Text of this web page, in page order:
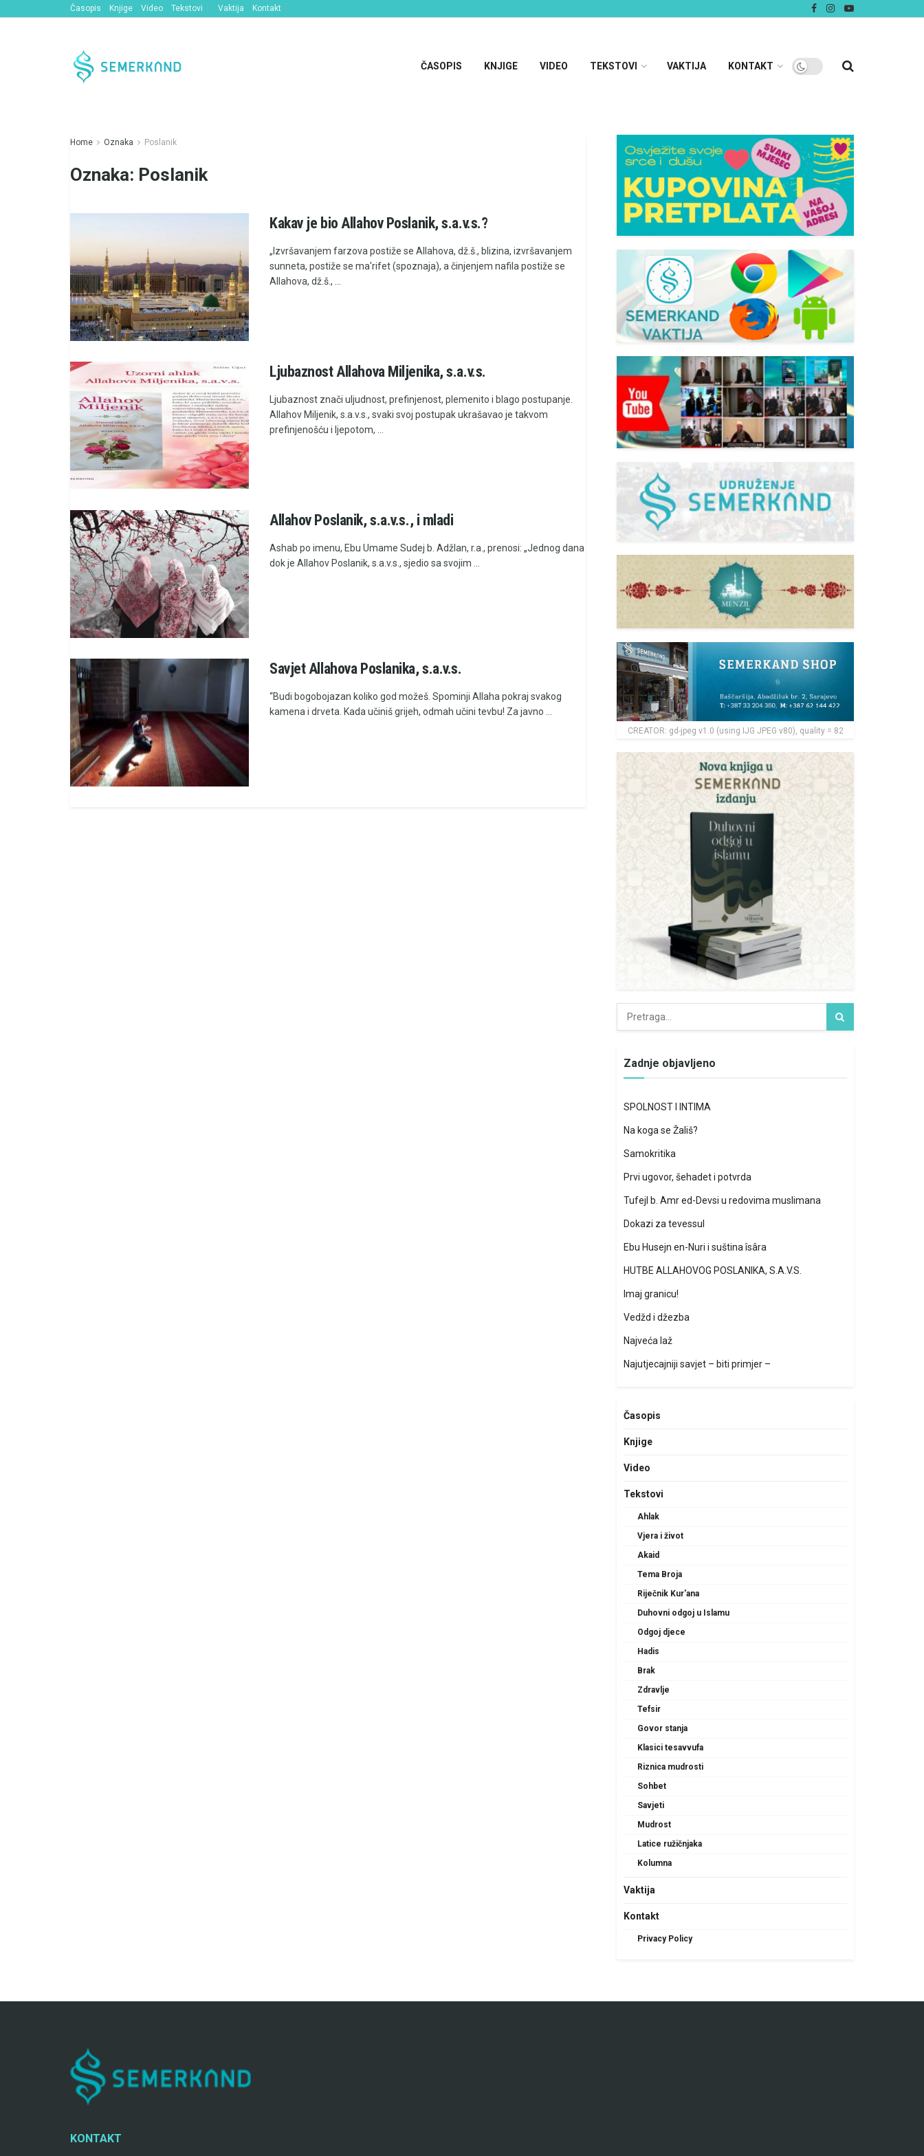
Časopis Knjige Video Tekstovi Vaktija Kontakt
ČASOPIS KNJIGE VIDEO TEKSTOVI VAKTIJA KONTAKT
Home Oznaka Poslanik
Oznaka: Poslanik
Kakav je bio Allahov Poslanik, s.a.v.s.?
„Izvršavanjem farzova postiže se Allahova, dž.š., blizina, izvršavanjem
sunneta, postiže se ma'rifet (spoznaja), a činjenjem nafila postiže se
Allahova, dž.š., ...
Ljubaznost Allahova Miljenika, s.a.v.s.
Ljubaznost znači uljudnost, prefinjenost, plemenito i blago postupanje.
Allahov Miljenik, s.a.v.s., svaki svoj postupak ukrašavao je takvom
prefinjenošću i ljepotom, ...
Allahov Poslanik, s.a.v.s., i mladi
Ashab po imenu, Ebu Umame Sudej b. Adžlan, r.a., prenosi: „Jednog dana
dok je Allahov Poslanik, s.a.v.s., sjedio sa svojim ...
Savjet Allahova Poslanika, s.a.v.s.
“Budi bogobojazan koliko god možeš. Spominji Allaha pokraj svakog
kamena i drveta. Kada učiniš grijeh, odmah učini tevbu! Za javno ...
CREATOR: gd-jpeg v1.0 (using IJG JPEG v80), quality = 82
Zadnje objavljeno
SPOLNOST I INTIMA
Na koga se Žališ?
Samokritika
Prvi ugovor, šehadet i potvrda
Tufejl b. Amr ed-Devsi u redovima muslimana
Dokazi za tevessul
Ebu Husejn en-Nuri i suština îsâra
HUTBE ALLAHOVOG POSLANIKA, S.A.V.S.
Imaj granicu!
Vedžd i džezba
Najveća laž
Najutjecajniji savjet – biti primjer –
Časopis
Knjige
Video
Tekstovi
Ahlak
Vjera i život
Akaid
Tema Broja
Riječnik Kur'ana
Duhovni odgoj u Islamu
Odgoj djece
Hadis
Brak
Zdravlje
Tefsir
Govor stanja
Klasici tesavvufa
Riznica mudrosti
Sohbet
Savjeti
Mudrost
Latice ružičnjaka
Kolumna
Vaktija
Kontakt
Privacy Policy
KONTAKT